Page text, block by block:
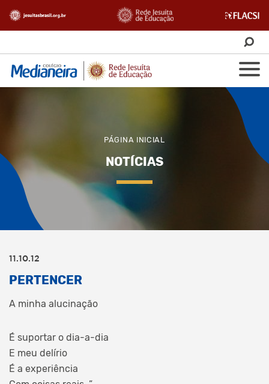
PÁGINA INICIAL
NOTÍCIAS
11.10.12
PERTENCER
A minha alucinação
É suportar o dia-a-dia
E meu delírio
É a experiência